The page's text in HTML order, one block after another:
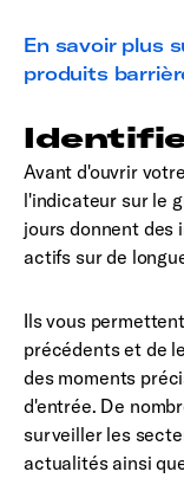
En savoir plus
produits
Avant d'ouvrir
l'indicateur sur le
jours donnent des
actifs sur de
Ils vous
précédents et de
des moments
d'entrée. De
surveiller les
actualités ainsi